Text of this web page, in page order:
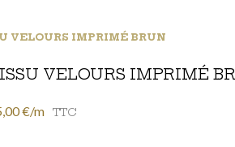
VELOURS IMPRIMÉ BRUN
VELOURS IMPRIMÉ
€/m TTC